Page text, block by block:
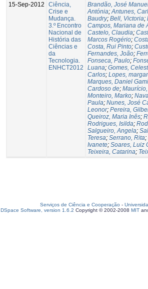
15-Sep-2012
Ciência,
Crise e
Mudança.
3.º Encontro
Nacional de
História das
Ciências e
da
Tecnologia.
ENHCT2012
Brandão, José
Antónia;Antunes,
Baudry; Bell, Victoria;
Campos, Mariana de
Castelo, Claudia;
Marcos Rogério;
Costa, Rui Pinto;
Fernandes, João;
Fonseca, Paulo;
Luana; Gomes,
Carlos; Lopes,
Marques, Daniel
Cardoso de;
Monteiro, Marko;
Paula; Nunes, José
Leonor; Pereira,
Queiroz, Maria Inês;
Rodrigues, Isilda;
Salgueiro, Angela;
Teresa; Serrano, Rita;
Ivanete; Soares, Luiz
Teixeira, Catarina;
Serviços de Ciência e Cooperação -
DSpace Software, version 1.6.2 Copyright © 2002-2008 MIT